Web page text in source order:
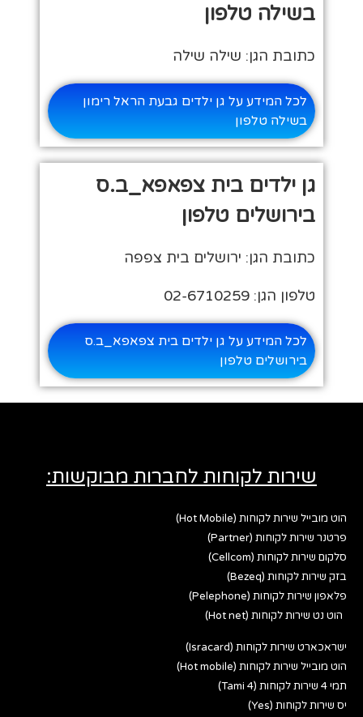
בשילה טלפון
כתובת הגן: שילה שילה
לכל המידע על גן ילדים גבעת הראל רימון
בשילה טלפון
גן ילדים בית צפאפא_ב.ס
בירושלים טלפון
כתובת הגן: ירושלים בית צפפה
טלפון הגן: 02-6710259
לכל המידע על גן ילדים בית צפאפא_ב.ס
בירושלים טלפון
שירות לקוחות לחברות מבוקשות:
הוט מובייל שירות לקוחות (Hot Mobile)
פרטנר שירות לקוחות (Partner)
סלקום שירות לקוחות (Cellcom)
בזק שירות לקוחות (Bezeq)
פלאפון שירות לקוחות (Pelephone)
הוט נט שירות לקוחות (Hot net)
ישראכארט שירות לקוחות (Isracard)
הוט מובייל שירות לקוחות (Hot mobile)
תמי 4 שירות לקוחות (Tami 4)
יס שירות לקוחות (Yes)